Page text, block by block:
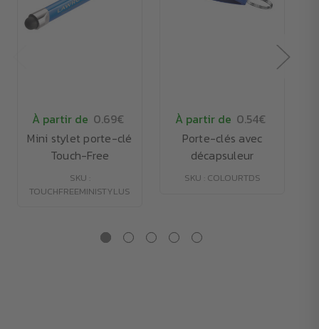
À partir de 0.69€
Mini stylet porte-clé
Touch-Free
SKU :
TOUCHFREEMINISTYLUS
À partir de 0.54€
Porte-clés avec
décapsuleur
SKU : COLOURTDS